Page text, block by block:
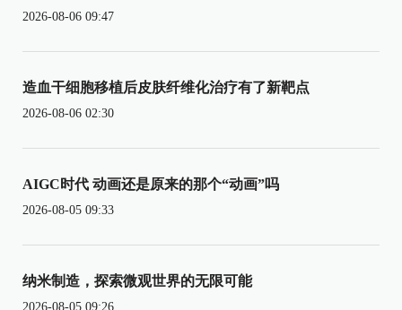
2026-08-06 09:47
造血干细胞移植后皮肤纤维化治疗有了新靶点
2026-08-06 02:30
AIGC时代 动画还是原来的那个“动画”吗
2026-08-05 09:33
纳米制造，探索微观世界的无限可能
2026-08-05 09:26